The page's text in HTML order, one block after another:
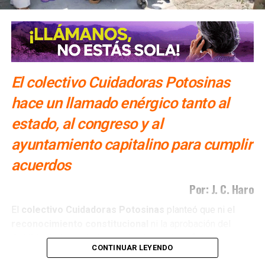
El colectivo Cuidadoras Potosinas
hace un llamado enérgico tanto al
estado, al congreso y al
ayuntamiento capitalino para cumplir
acuerdos
Por: J. C. Haro
El colectivo Cuidadoras Potosinas
planteó que ni el
de la capital potosinahan sido suficientes para
que estos avances se traduzcan enpolíticas públicas
CONTINUAR LEYENDO